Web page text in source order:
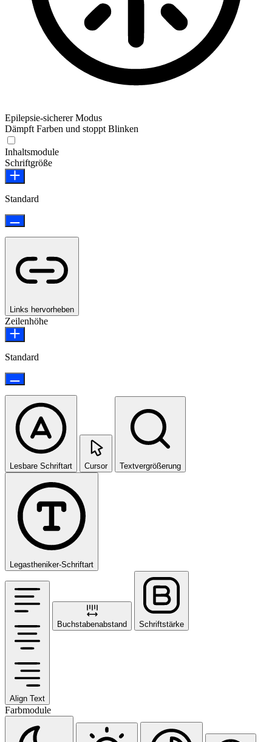
Epilepsie-sicherer Modus
Dämpft Farben und stoppt Blinken
Inhaltsmodule
Schriftgröße
Standard
Links hervorheben
Zeilenhöhe
Standard
Lesbare Schriftart Cursor Textvergrößerung
Legastheniker-Schriftart
Align Text
Buchstabenabstand Schriftstärke
Farbmodule